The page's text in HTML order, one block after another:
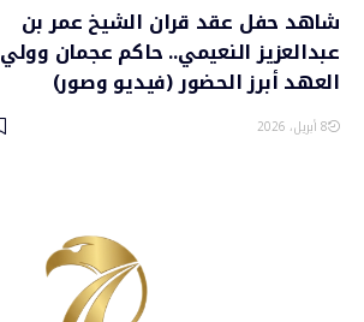
شاهد حفل عقد قران الشيخ عمر بن
عبدالعزيز النعيمي.. حاكم عجمان وولي
العهد أبرز الحضور (فيديو وصور)
8 أبريل، 2026